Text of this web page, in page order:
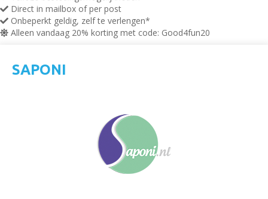
Direct in mailbox of per post
Onbeperkt geldig, zelf te verlengen*
Alleen vandaag 20% korting met code: Good4fun20
SAPONI